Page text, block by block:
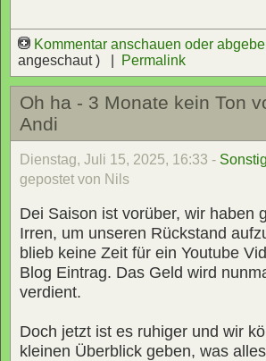
Kommentar anschauen oder
angeschaut ) |
Permalink
Oh ha - 3 Monate kein Ton
Andi
Dienstag, Juli 15, 2025, 16:33 -
gepostet von Nils
Dei Saison ist vorüber, wir haben
Irren, um unseren Rückstand
blieb keine Zeit für ein Youtube
Blog Eintrag. Das Geld wird
verdient.
Doch jetzt ist es ruhiger und wir
kleinen Überblick geben, was